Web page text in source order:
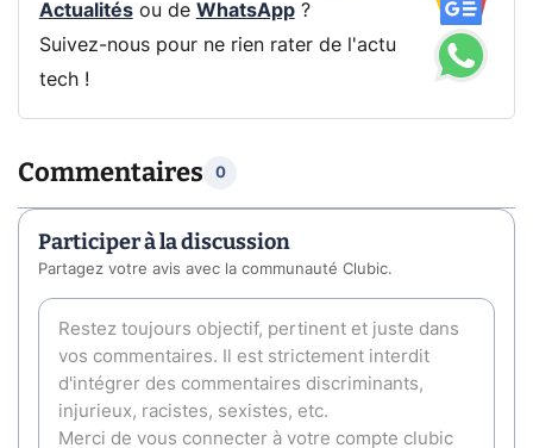
Actualitésou de WhatsApp?
Suivez-nous pour ne rien rater de l'actu
tech !
Commentaires 0
Participer à la discussion
Partagez votre avis avec la communauté Clubic.